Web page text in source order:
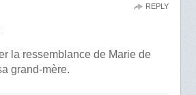
la ressemblance de Marie de
grand-mère.
REPLY